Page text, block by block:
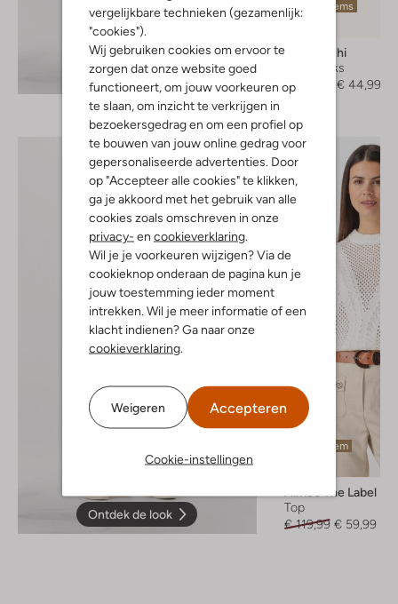
vergelijkbare technieken (gezamenlijk:
"cookies").
Wij gebruiken cookies om ervoor te
zorgen dat onze website goed
functioneert, om jouw voorkeuren op
te slaan, om inzicht te verkrijgen in
bezoekersgedrag en om een profiel op
te bouwen van jouw online gedrag voor
gepersonaliseerde advertenties. Door
op "Accepteer alle cookies" te klikken,
ga je akkoord met het gebruik van alle
cookies zoals omschreven in onze
privacy- en cookieverklaring.
Wil je je voorkeuren wijzigen? Via de
cookieknop onderaan de pagina kun je
jouw toestemming ieder moment
intrekken. Wil je meer informatie of een
klacht indienen? Ga naar onze
cookieverklaring.
Weigeren Accepteren
Cookie-instellingen
Ontdek de look
Laatste items
Lina Locchi
Slingbacks
€ 149,99
€ 44,99
Ontdek de look
Laatste item
Aimee The Label
Top
€ 119,99 € 59,99